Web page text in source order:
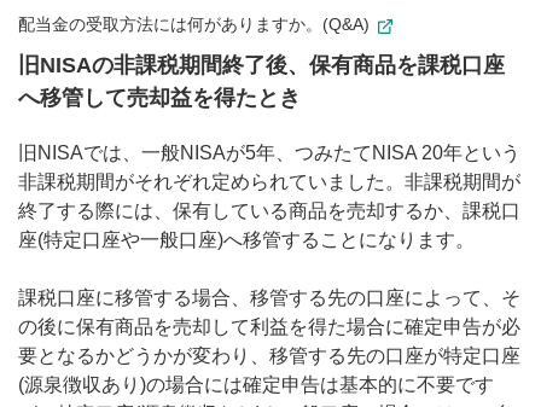
配当金の受取方法には何がありますか。(Q&A)
旧NISAの非課税期間終了後、保有商品を課税口座
へ移管して売却益を得たとき
旧NISAでは、一般NISAが5年、つみたてNISA 20年という
非課税期間がそれぞれ定められていました。非課税期間が
終了する際には、保有している商品を売却するか、課税口
座(特定口座や一般口座)へ移管することになります。
課税口座に移管する場合、移管する先の口座によって、そ
の後に保有商品を売却して利益を得た場合に確定申告が必
要となるかどうかが変わり、移管する先の口座が特定口座
(源泉徴収あり)の場合には確定申告は基本的に不要です